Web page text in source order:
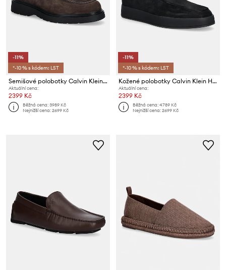
-11%
*-10 % s kódem: LST
Semišové polobotky Calvin Klein COMBAT APRON LACEUP NU
Aktuální cena:
2399 Kč
Běžná cena:3989 Kč
Nejnižší cena:2699 Kč
-11%
*-10 % s kódem: LST
Kožené polobotky Calvin Klein HYBRID CUP APRON BOOT NU W
Aktuální cena:
2399 Kč
Běžná cena:4789 Kč
Nejnižší cena:2699 Kč